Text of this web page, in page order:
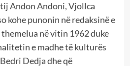
Andon Andoni, Vjollca
kohe punonin në redaksinë e
themelua në vitin 1962 duke
e madhe të kulturës
Dedja dhe që